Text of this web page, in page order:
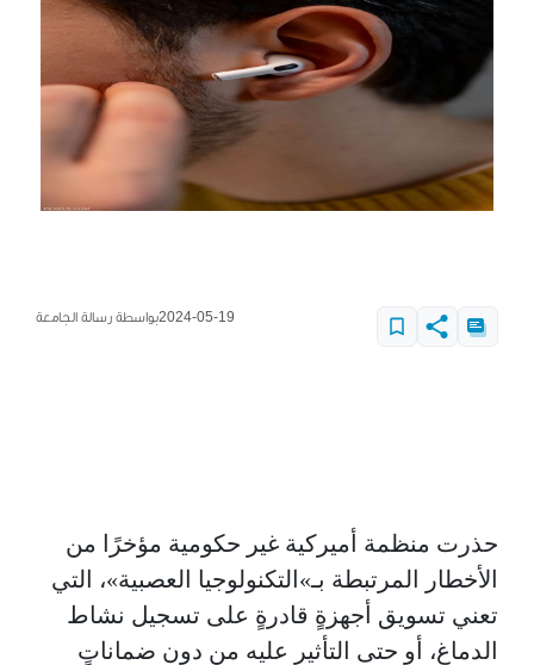
2024-05-19بواسطة رسالة الجامعة
حذرت منظمة أميركية غير حكومية مؤخرًا من
الأخطار المرتبطة بـ»التكنولوجيا العصبية»، التي
تعني تسويق أجهزةٍ قادرةٍ على تسجيل نشاط
الدماغ، أو حتى التأثير عليه من دون ضماناتٍ